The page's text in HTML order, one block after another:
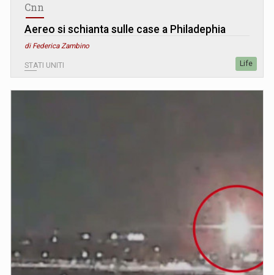
Cnn
Aereo si schianta sulle case a Philadephia
di Federica Zambino
STATI UNITI Life